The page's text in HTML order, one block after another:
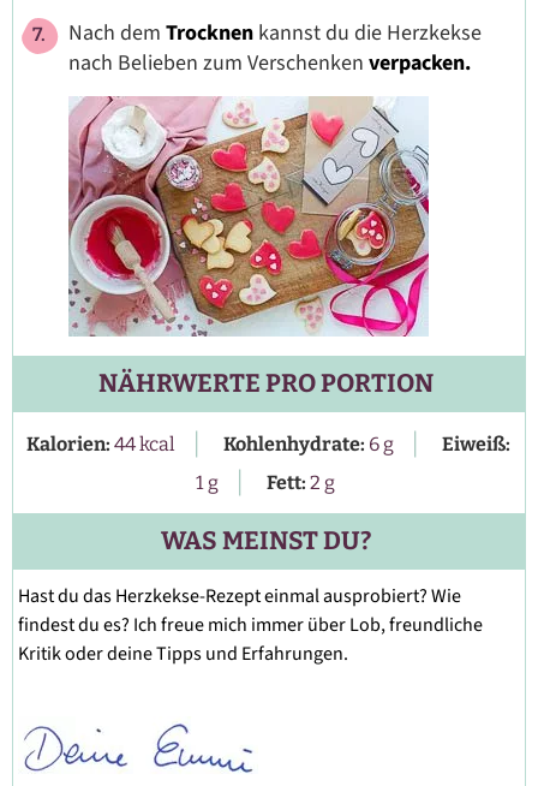
Nach dem Trocknen kannst du die Herzkekse
nach Belieben zum Verschenken verpacken.
NÄHRWERTE PRO PORTION
Kalorien: 44kcal | Kohlenhydrate: 6g |
Eiweiß:
1g | Fett: 2 g
WAS MEINST DU?
Hast du das Herzkekse-Rezept einmal ausprobiert? Wie
findest du es? Ich freue mich immer über Lob, freundliche
Kritik oder deine Tipps und Erfahrungen.